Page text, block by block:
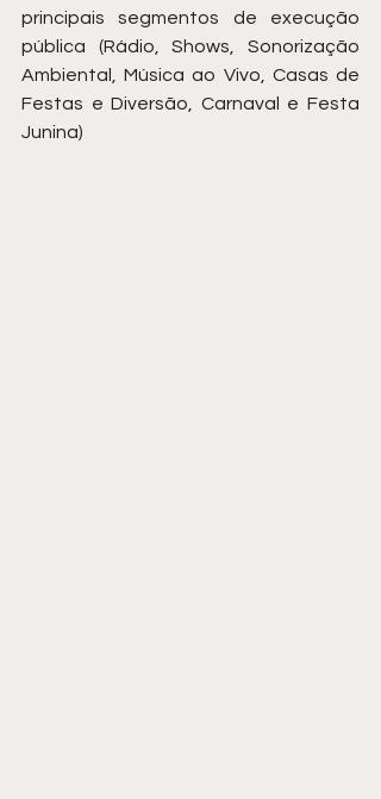
principais segmentos de execução
pública (Rádio, Shows, Sonorização
Ambiental, Música ao Vivo, Casas de
Festas e Diversão, Carnaval e Festa
Junina)